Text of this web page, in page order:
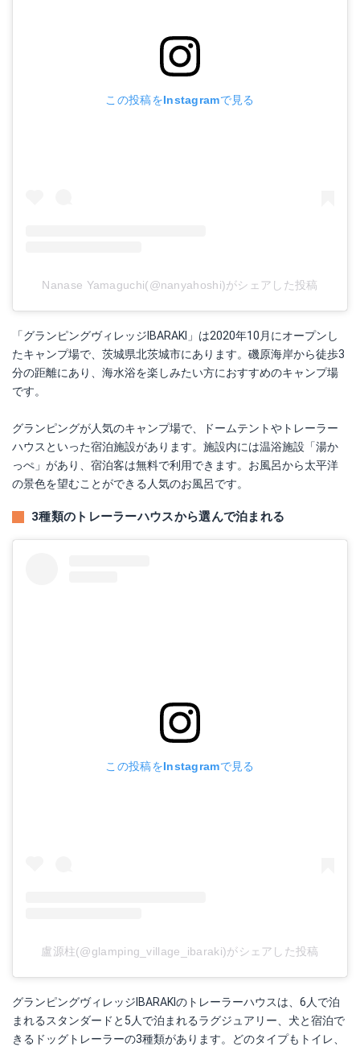
この投稿をInstagramで見る
Nanase Yamaguchi(@nanyahoshi)がシェアした投稿
「グランピングヴィレッジIBARAKI」は2020年10月にオープンし
たキャンプ場で、茨城県北茨城市にあります。磯原海岸から徒歩3
分の距離にあり、海水浴を楽しみたい方におすすめのキャンプ場
です。
グランピングが人気のキャンプ場で、ドームテントやトレーラー
ハウスといった宿泊施設があります。施設内には温浴施設「湯か
っぺ」があり、宿泊客は無料で利用できます。お風呂から太平洋
の景色を望むことができる人気のお風呂です。
3種類のトレーラーハウスから選んで泊まれる
この投稿をInstagramで見る
盧源柱(@glamping_village_ibaraki)がシェアした投稿
グランピングヴィレッジIBARAKIのトレーラーハウスは、6人で泊
まれるスタンダードと5人で泊まれるラグジュアリー、犬と宿泊で
きるドッグトレーラーの3種類があります。どのタイプもトイレ、